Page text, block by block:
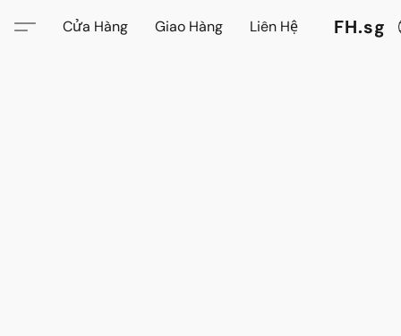
FH.sg
Cửa Hàng Giao Hàng Liên Hệ